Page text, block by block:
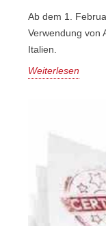
Ab dem 1.
Verwendung von
Italien.
Weiterlesen